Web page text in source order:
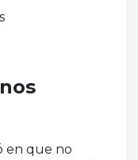
en que no